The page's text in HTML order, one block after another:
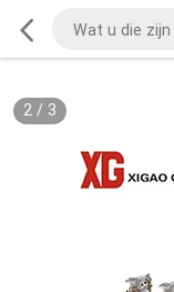
2/ 3